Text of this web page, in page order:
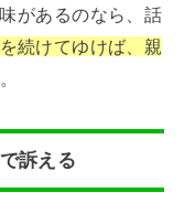
があるのなら、話
続けてゆけば、親
訴える